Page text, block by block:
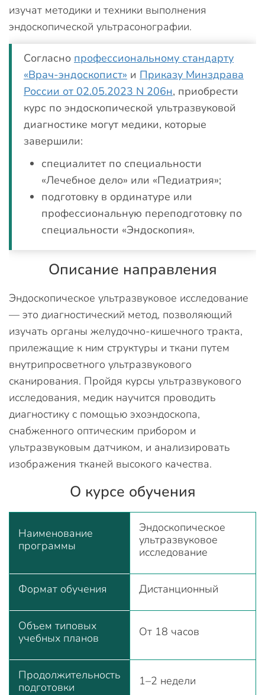
изучат методики и техники выполнения
эндоскопической ультрасонографии.
Согласно профессиональному стандарту
«Врач-эндоскопист» и Приказу Минздрава
России от 02.05.2023 N 206н, приобрести
курс по эндоскопической ультразвуковой
диагностике могут медики, которые
завершили:
специалитет по специальности
«Лечебное дело» или «Педиатрия»;
подготовку в ординатуре или
профессиональную переподготовку по
специальности «Эндоскопия».
Описание направления
Эндоскопическое ультразвуковое исследование
— это диагностический метод, позволяющий
изучать органы желудочно-кишечного тракта,
прилежащие к ним структуры и ткани путем
внутрипросветного ультразвукового
сканирования. Пройдя курсы ультразвукового
исследования, медик научится проводить
диагностику с помощью эхоэндоскопа,
снабженного оптическим прибором и
ультразвуковым датчиком, и анализировать
изображения тканей высокого качества.
О курсе обучения
Наименование
программы
Эндоскопическое
ультразвуковое
исследование
Формат обучения Дистанционный
Объем типовых
учебных планов
От 18 часов
Продолжительность
подготовки
1–2 недели